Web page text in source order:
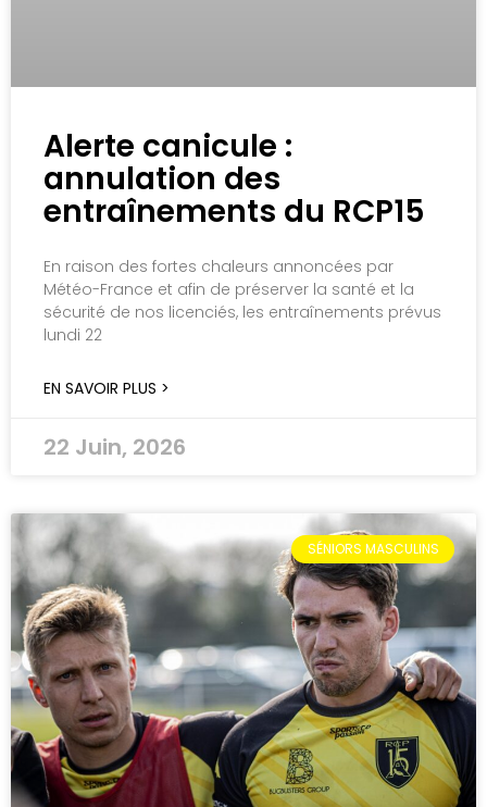
Alerte canicule :
annulation des
entraînements du RCP15
En raison des fortes chaleurs annoncées par
Météo-France et afin de préserver la santé et la
sécurité de nos licenciés, les entraînements prévus
lundi 22
EN SAVOIR PLUS >
22 Juin, 2026
SÉNIORS MASCULINS